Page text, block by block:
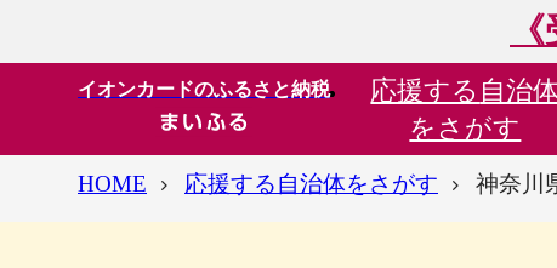
イオンカードのふるさと納税 応援する 自治体
をさがす
HOME 応援する自治体をさがす 神奈川